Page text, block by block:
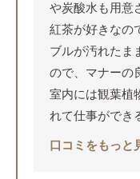
や炭酸水も用意
紅茶が好きなの
ブルが汚れたま
ので、マナーの
室内には観葉植
れて仕事ができ
口コミをもっと